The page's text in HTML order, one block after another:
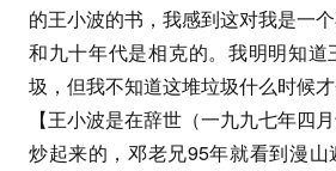
的王小波的书，我感到这对我是一
和九十年代是相克的。我明明知道
圾，但我不知道这堆垃圾什么时候才
【王小波是在辞世（一九九七年四
炒起来的，邓老兄95年就看到漫